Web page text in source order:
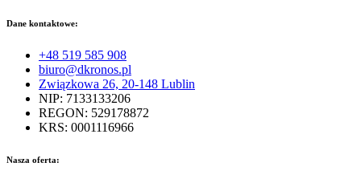
Dane kontaktowe:
+48 519 585 908
biuro@dkronos.pl
Związkowa 26, 20-148 Lublin
NIP: 7133133206
REGON: 529178872
KRS: 0001116966
Nasza oferta: